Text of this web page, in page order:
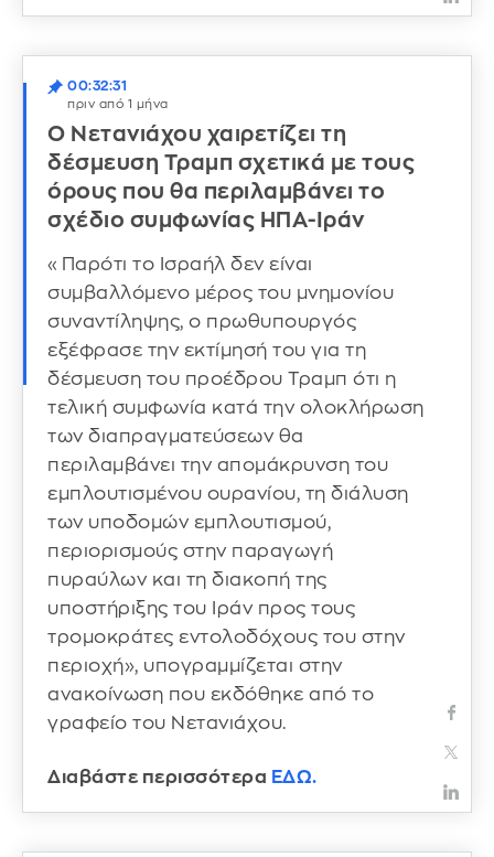
00:32:31
πριν από 1 μήνα
Ο Νετανιάχου χαιρετίζει τη
δέσμευση Τραμπ σχετικά με τους
όρους που θα περιλαμβάνει το
σχέδιο συμφωνίας ΗΠΑ-Ιράν
«Παρότι το Ισραήλ δεν είναι
συμβαλλόμενο μέρος του μνημονίου
συναντίληψης, ο πρωθυπουργός
εξέφρασε την εκτίμησή του για τη
δέσμευση του προέδρου Τραμπ ότι η
τελική συμφωνία κατά την ολοκλήρωση
των διαπραγματεύσεων θα
περιλαμβάνει την απομάκρυνση του
εμπλουτισμένου ουρανίου, τη διάλυση
των υποδομών εμπλουτισμού,
περιορισμούς στην παραγωγή
πυραύλων και τη διακοπή της
υποστήριξης του Ιράν προς τους
τρομοκράτες εντολοδόχους του στην
περιοχή», υπογραμμίζεται στην
ανακοίνωση που εκδόθηκε από το
γραφείο του Νετανιάχου.
Διαβάστε περισσότερα ΕΔΩ.